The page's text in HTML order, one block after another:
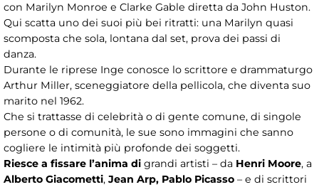
con Marilyn Monroe e Clarke Gable diretta da John Huston.
Qui scatta uno dei suoi più bei ritratti: una Marilyn quasi
scomposta che sola, lontana dal set, prova dei passi di
danza.
Durante le riprese Inge conosce lo scrittore e drammaturgo
Arthur Miller, sceneggiatore della pellicola, che diventa suo
marito nel 1962.
Che si trattasse di celebrità o di gente comune, di singole
persone o di comunità, le sue sono immagini che sanno
cogliere le intimità più profonde dei soggetti.
Riesce a fissare l’anima di grandi artisti – da Henri Moore, a
Alberto Giacometti, Jean Arp, Pablo Picasso – e di scrittori